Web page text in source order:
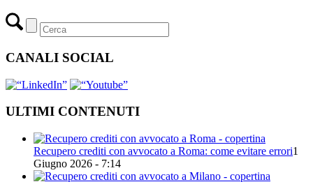
CANALI SOCIAL
ULTIMI CONTENUTI
Recupero crediti con avvocato a Roma: come evitare errori1
Giugno 2026 - 7:14